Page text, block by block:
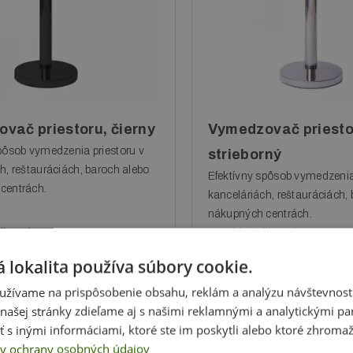
priestoru, čierny
vymedzenia priestoru v
reštauráciách, baroch alebo
Vymedzovač
strieborný
Efektívny spôsob
kanceláriách, reštauráciách,
nákupných centrách.
Na sklade(ihneď)
43 €bez DPH
lokalita používa súbory cookie.
na prispôsobenie obsahu, reklám a analýzu
stránky zdieľame aj s našimi reklamnými a analytickými
s inými informáciami, ktoré ste im poskytli alebo ktoré
ochrany osobných údajov